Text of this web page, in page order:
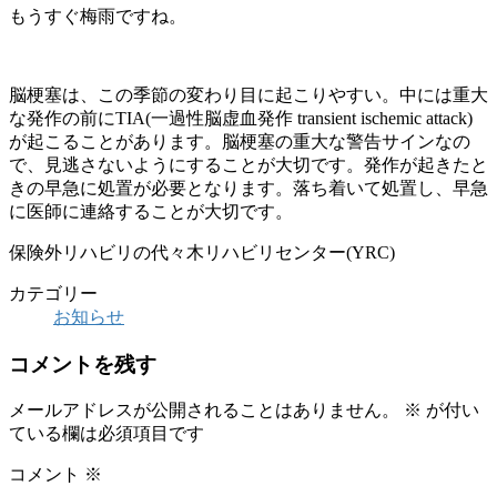
もうすぐ梅雨ですね。
脳梗塞は、この季節の変わり目に起こりやすい。中には重大
な発作の前にTIA(一過性脳虚血発作 transient ischemic attack)
が起こることがあります。脳梗塞の重大な警告サインなの
で、見逃さないようにすることが大切です。発作が起きたと
きの早急に処置が必要となります。落ち着いて処置し、早急
に医師に連絡することが大切です。
保険外リハビリの代々木リハビリセンター(YRC)
カテゴリー
お知らせ
コメントを残す
メールアドレスが公開されることはありません。 ※ が付い
ている欄は必須項目です
コメント ※